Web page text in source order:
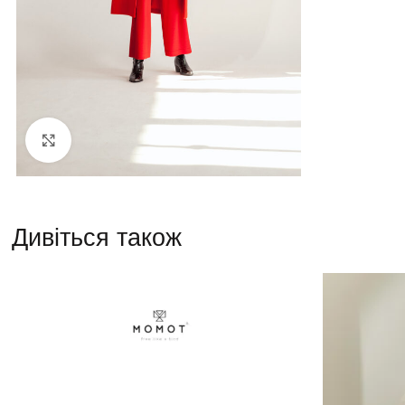
Натисніть, щоб збільшити
Дивіться також